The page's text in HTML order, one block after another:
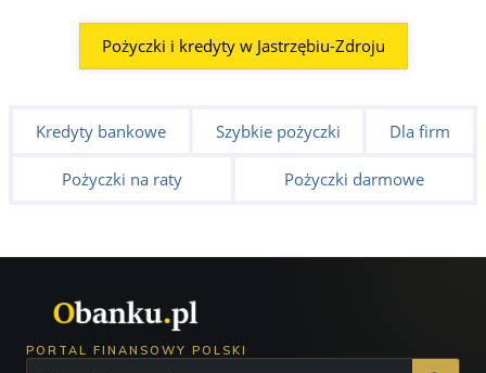
Pożyczki i kredyty w Jastrzębiu-Zdroju
Kredyty bankowe Szybkie pożyczki Dla firm
Pożyczki na raty Pożyczki darmowe
PORTAL FINANSOWY POLSKI